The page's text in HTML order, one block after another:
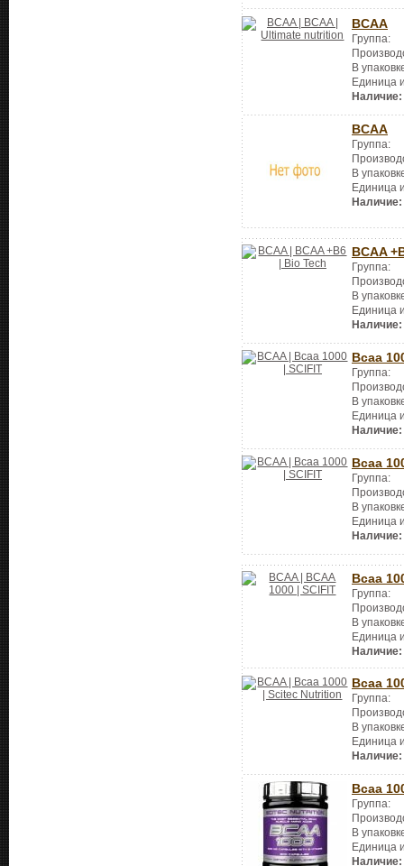
BCAA
Группа:
В
Единица
Наличие:
BCAA
Группа:
В
Единица
Наличие:
BCAA
Группа:
В
Единица
Наличие:
Bcaa
Группа:
В
Единица
Наличие:
Bcaa
Группа:
В
Единица
Наличие:
Bcaa
Группа:
В
Единица
Наличие:
Bcaa
Группа:
В
Единица
Наличие:
Bcaa
Группа:
В
Единица
Наличие: